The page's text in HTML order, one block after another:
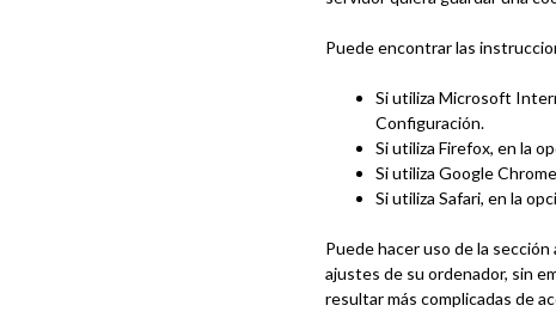
Puede encontrar las
Si utiliza Microsoft
Configuración.
Si utiliza Firefox, en la
Si utiliza Google
Si utiliza Safari, en la
Puede hacer uso de la
ajustes de su ordenador, sin
resultar más complicadas de